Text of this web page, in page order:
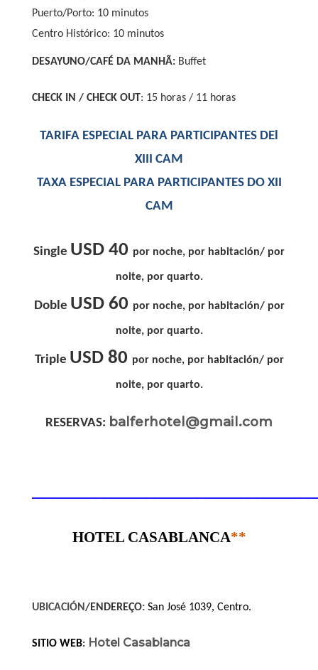
Puerto/Porto: 10 minutos
Centro Histórico: 10 minutos
DESAYUNO/CAFÉ DA MANHÃ: Buffet
CHECK IN / CHECK OUT: 15 horas / 11 horas
TARIFA ESPECIAL PARA PARTICIPANTES DEl
XIII CAM
TAXA ESPECIAL PARA PARTICIPANTES DO XII
CAM
Single USD 40 por noche, por habitación/ por
noite, por quarto.
Doble USD 60 por noche, por habitación/ por
noite, por quarto.
Triple USD 80 por noche, por habitación/ por
noite, por quarto.
RESERVAS: balferhotel@gmail.com
HOTEL CASABLANCA**
UBICACIÓN/ENDEREÇO: San José 1039, Centro.
SITIO WEB: Hotel Casablanca